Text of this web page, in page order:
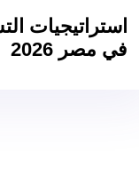
استراتيجيات
في مصر 2026